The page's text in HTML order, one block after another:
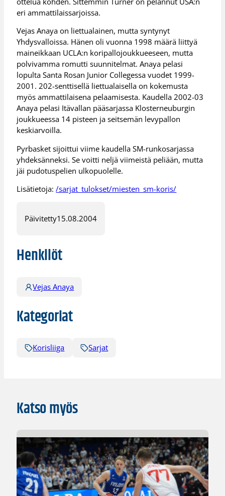
eri ammattilaissarjoissa.
Vejas Anaya on liettualainen, mutta syntynyt
Yhdysvalloissa. Hänen oli vuonna 1998 määrä liittyä
maineikkaan UCLA:n koripallojoukkueeseen, mutta
polvivamma romutti suunnitelmat. Anaya pelasi
lopulta Santa Rosan Junior Collegessa vuodet 1999-
2001. 202-senttisellä liettualaisella on kokemusta
myös ammattilaisena pelaamisesta. Kaudella 2002-03
Anaya pelasi Itävallan pääsarjassa Klosterneuburgin
joukkueessa 14 pisteen ja seitsemän levypallon
keskiarvoilla.
Pyrbasket sijoittui viime kaudella SM-runkosarjassa
yhdeksänneksi. Se voitti neljä viimeistä peliään, mutta
jäi pudotuspelien ulkopuolelle.
Lisätietoja:/sarjat_tulokset/miesten_sm-koris/
Päivitetty15.08.2004
Henkilöt
Vejas Anaya
Kategoriat
Korisliiga Sarjat
Katso myös